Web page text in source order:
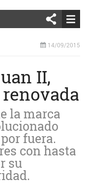
14/09/2015
II,
la marca
fuera.
con hasta
su